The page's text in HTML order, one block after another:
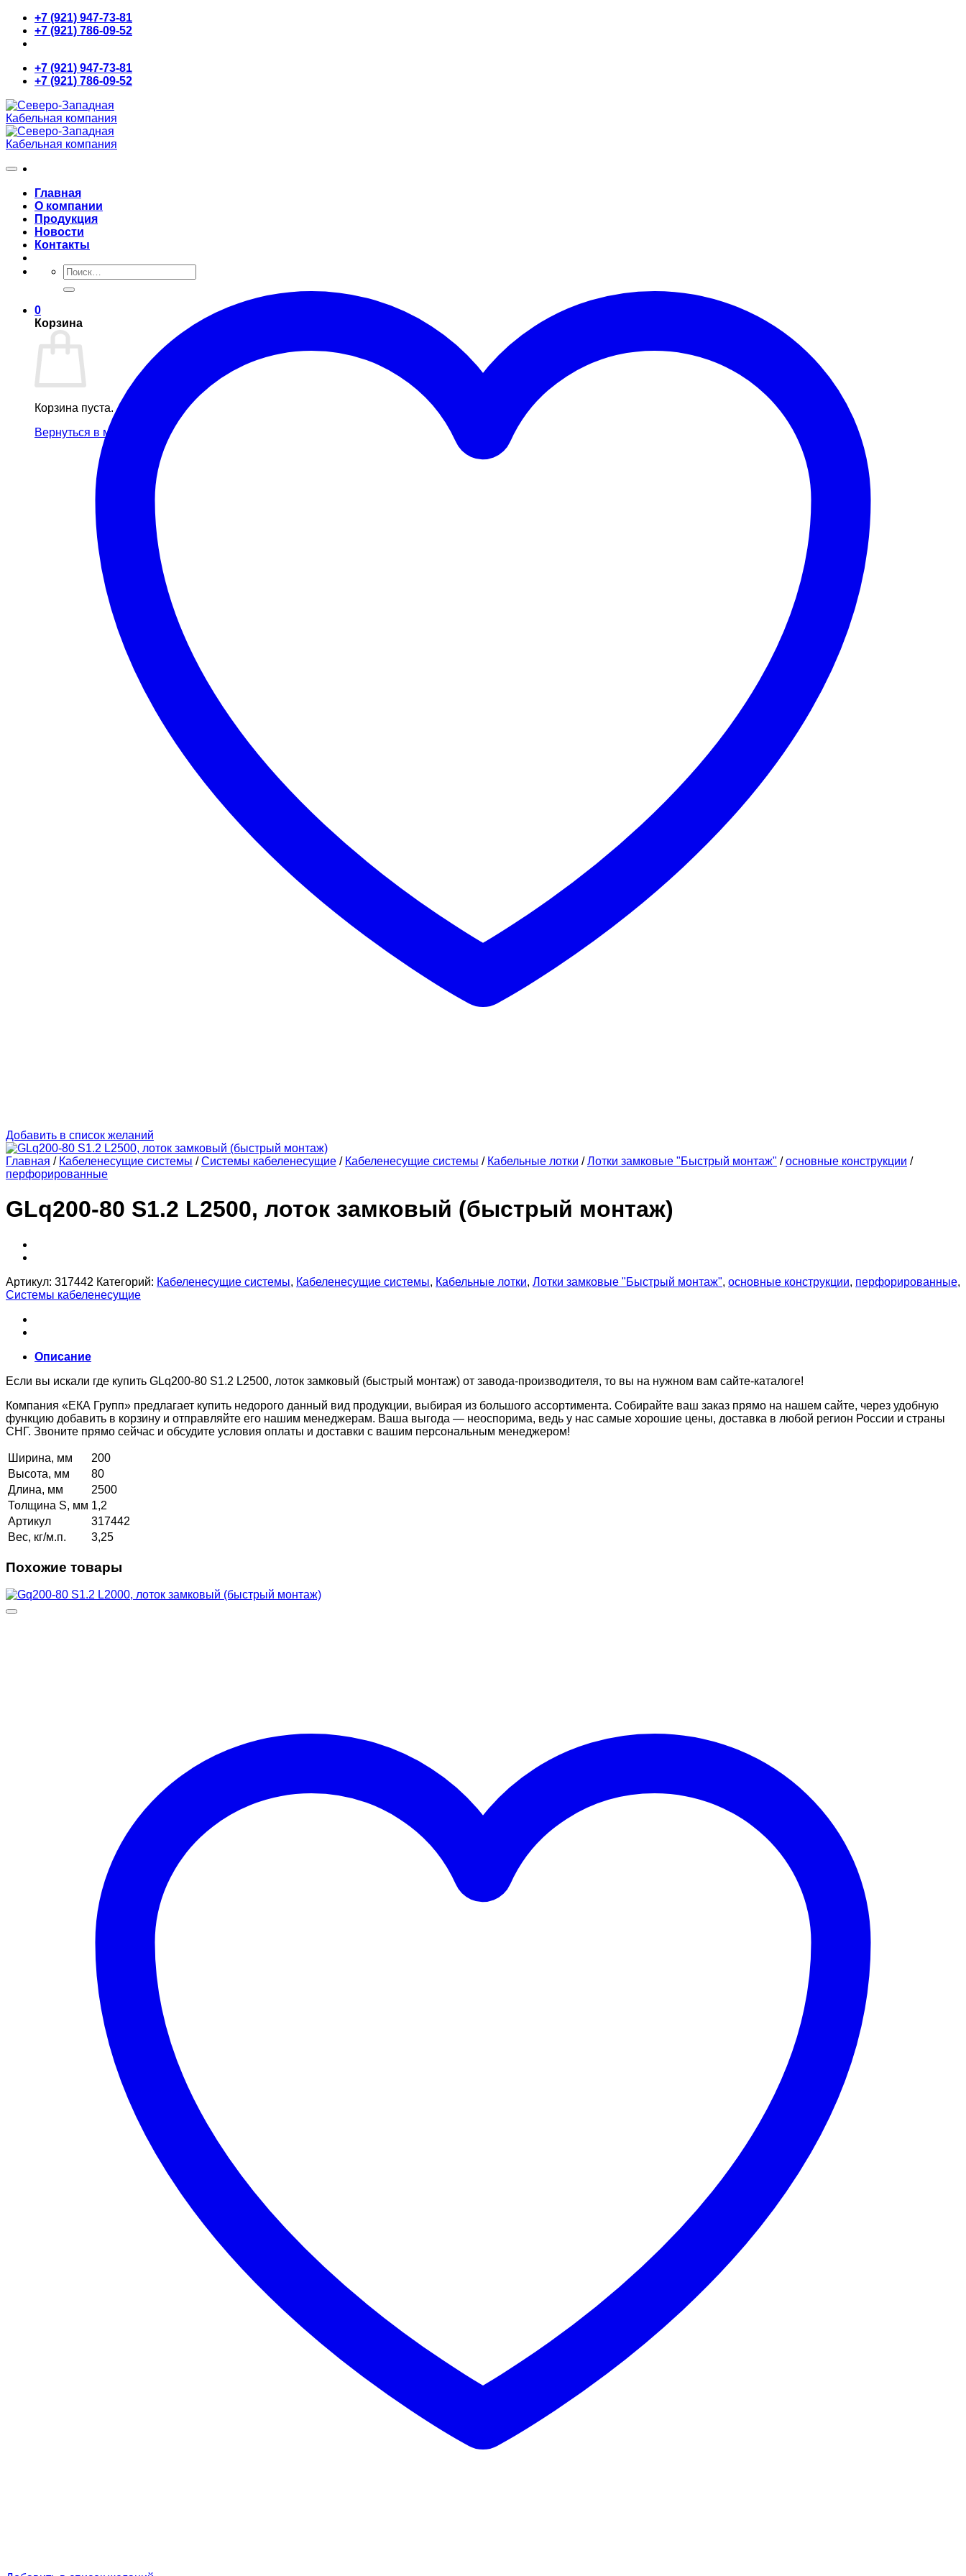
Skip
content
+7 (921) 947-73-81
+7 (921) 786-09-52
+7 (921) 947-73-81
+7 (921) 786-09-52
Главная
О компании
Продукция
Новости
Контакты
Искать:
0
Корзина
Корзина пуста.
Вернуться в магазин
Добавить в список желаний
Главная / Кабеленесущие системы / Системы кабеленесущие / Кабеленесущие системы / Кабельные лотки / Лотки замковые "Быстрый монтаж" / основные конструкции /
перфорированные
GLq200-80 S1.2 L2500, лоток замковый (быстрый монтаж)
Артикул: 317442 Категорий: Кабеленесущие системы, Кабеленесущие системы, Кабельные лотки, Лотки замковые "Быстрый монтаж", основные конструкции, перфорированные,
Системы кабеленесущие
Описание
Если вы искали где купить GLq200-80 S1.2 L2500, лоток замковый (быстрый монтаж) от завода-производителя, то вы на нужном вам сайте-каталоге!
Компания «ЕКА Групп» предлагает купить недорого данный вид продукции, выбирая из большого ассортимента. Собирайте ваш заказ прямо на нашем сайте, через удобную
функцию добавить в корзину и отправляйте его нашим менеджерам. Ваша выгода — неоспорима, ведь у нас самые хорошие цены, доставка в любой регион России и страны
СНГ. Звоните прямо сейчас и обсудите условия оплаты и доставки с вашим персональным менеджером!
Ширина, мм
200
Высота, мм
80
Длина, мм
2500
Толщина S, мм 1,2
Артикул
317442
Вес, кг/м.п.
3,25
Похожие товары